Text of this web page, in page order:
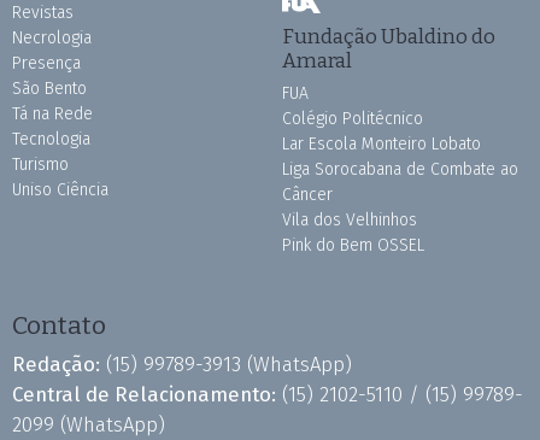
Revistas
Necrologia
Presença
São Bento
Tá na Rede
Tecnologia
Turismo
Uniso Ciência
Fundação Ubaldino do
Amaral
FUA
Colégio Politécnico
Lar Escola Monteiro Lobato
Liga Sorocabana de Combate ao
Câncer
Vila dos Velhinhos
Pink do Bem OSSEL
Contato
Redação: (15) 99789-3913 (WhatsApp)
Central de Relacionamento: (15) 2102-5110 / (15) 99789-
2099 (WhatsApp)